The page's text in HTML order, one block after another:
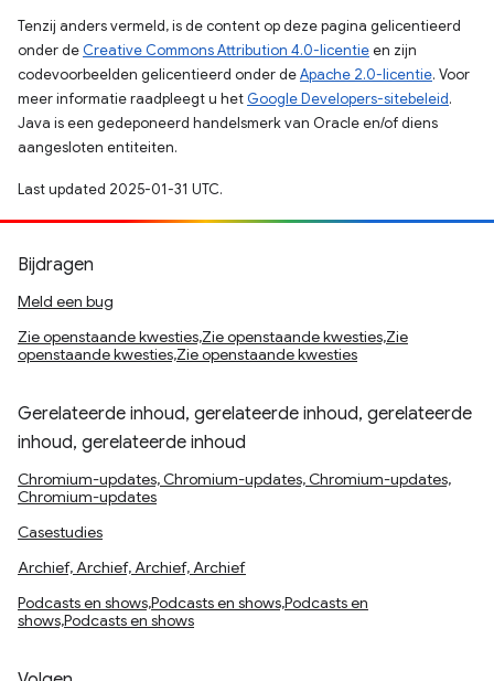
Tenzij anders vermeld, is de content op deze pagina gelicentieerd
onder de Creative Commons Attribution 4.0-licentieen zijn
codevoorbeelden gelicentieerd onder deApache 2.0-licentie. Voor
meer informatie raadpleegt u het Google Developers-sitebeleid.
Java is een gedeponeerd handelsmerk van Oracle en/of diens
aangesloten entiteiten.
Last updated 2025-01-31 UTC.
Bijdragen
Meld een bug
Zie openstaande kwesties,Zie openstaande kwesties,Zie
openstaande kwesties,Zie openstaande kwesties
Gerelateerde inhoud, gerelateerde inhoud, gerelateerde
inhoud, gerelateerde inhoud
Chromium-updates, Chromium-updates, Chromium-updates,
Chromium-updates
Casestudies
Archief, Archief, Archief, Archief
Podcasts en shows,Podcasts en shows,Podcasts en
shows,Podcasts en shows